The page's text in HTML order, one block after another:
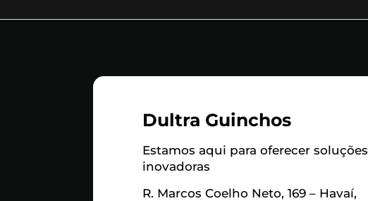
Dultra Guinchos
Estamos aqui para oferecer soluções
inovadoras
R. Marcos Coelho Neto, 169 – Havaí,